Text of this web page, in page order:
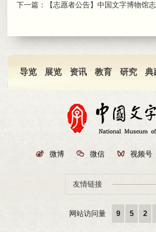
下一篇： 【志愿者公告】中国文字博物馆
导览 展览 资讯 教育 研究 典
友情链接
 微博  微信  视频号
网站访问量 9 5 2